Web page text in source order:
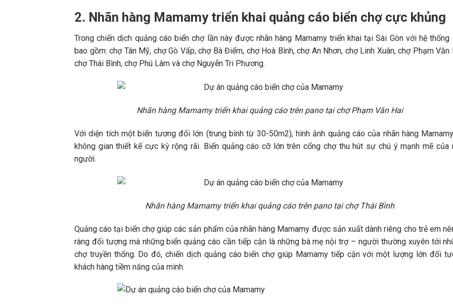
2. Nhãn hàng Mamamy triển khai quảng cáo biển chợ cực khủng
Trong chiến dịch quảng cáo biển chợ lần này được nhãn hàng Mamamy triển khai tại Sài Gòn với hệ thống
bao gồm: chợ Tân Mỹ, chợ Gò Vấp, chợ Bà Điểm, chợ Hoà Bình, chợ An Nhơn, chợ Linh Xuân, chợ Phạm Văn
chợ Thái Bình, chợ Phú Lâm và chợ Nguyễn Tri Phương.
Nhãn hàng Mamamy triển khai quảng cáo trên pano tại chợ Phạm Văn Hai
Với diện tích một biển tương đối lớn (trung bình từ 30-50m2), hình ảnh quảng cáo của nhãn hàng
không gian thiết kế cực kỳ rộng rãi. Biển quảng cáo cỡ lớn trên cổng chợ thu hút sự chú ý mạnh mẽ của
người.
Nhãn hàng Mamamy triển khai quảng cáo trên pano tại chợ Thái Bình
Quảng cáo tại biển chợ giúp các sản phẩm của nhãn hàng Mamamy được sản xuất dành riêng cho trẻ em
ràng đối tượng mà những biển quảng cáo cần tiếp cận là những bà mẹ nội trợ – người thường xuyên tới
chợ truyền thống. Do đó, chiến dịch quảng cáo biển chợ giúp Mamamy tiếp cận với một lượng lớn đối
khách hàng tiềm năng của mình.